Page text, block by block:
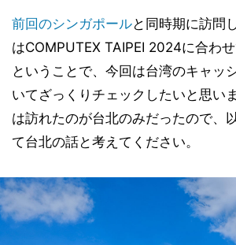
前回のシンガポールと同時期に訪問
はCOMPUTEX TAIPEI 2024に合わせ
ということで、今回は台湾のキャッ
いてざっくりチェックしたいと思い
は訪れたのが台北のみだったので、
て台北の話と考えてください。